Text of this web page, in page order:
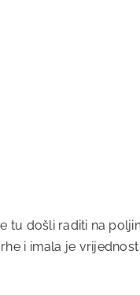
tu došli raditi na
i imala je